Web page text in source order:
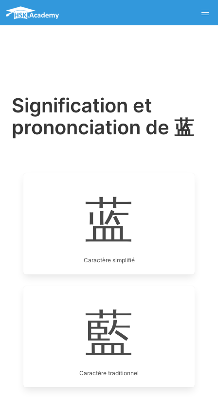
Signification et
prononciation de 蓝
蓝
Caractère simplifié
藍
Caractère traditionnel